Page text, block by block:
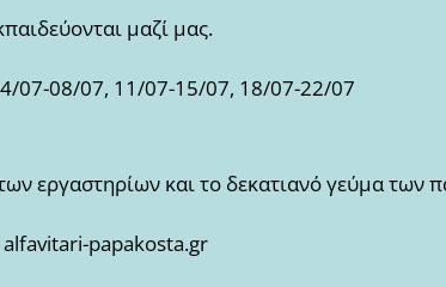
μαζί μας.
07-08/07, 11/07-15/07, 18/07-22/07
εργαστηρίων και το δεκατιανό γεύμα των
papakosta.gr